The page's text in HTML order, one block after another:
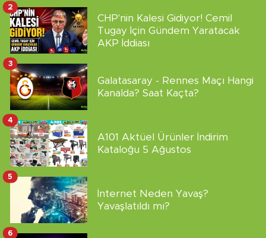
CHP'nin Kalesi Gidiyor! Cemil
Tugay İçin Gündem Yaratacak
AKP İddiası
2
Galatasaray - Rennes Maçı Hangi
Kanalda? Saat Kaçta?
3
A101 Aktüel Ürünler İndirim
Kataloğu 5 Ağustos
4
İnternet Neden Yavaş?
Yavaşlatıldı mı?
5
6